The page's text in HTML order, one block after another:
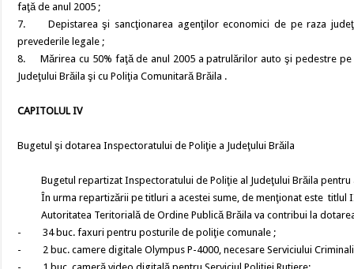
faţă de anul 2005 ;
7. Depistarea şi sancţionarea agenţilor economici de pe raza
prevederile legale ;
8. Mărirea cu 50% faţă de anul 2005 a patrulărilor auto şi pedestre
Judeţului Brăila şi cu Poliţia Comunitară Brăila .
CAPITOLUL IV
Bugetul şi dotarea Inspectoratului de Poliţie a Judeţului Brăila
Bugetul repartizat Inspectoratului de Poliţie al Judeţului Brăila pentru
În urma repartizării pe titluri a acestei sume, de menţionat este titlul II
Autoritatea Teritorială de Ordine Publică Brăila va contribui la dotarea
- 34 buc. faxuri pentru posturile de poliţie comunale ;
- 2 buc. camere digitale Olympus P-4000, necesare Serviciului